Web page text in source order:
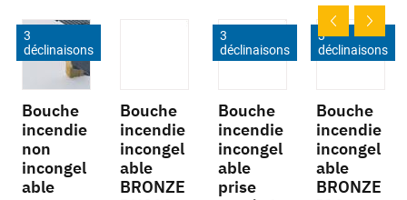
3
déclinaisons
Bouche
incendie
non
incongel
able
Bouche
incendie
incongel
able
BRONZE
3
déclinaisons
Bouche
incendie
incongel
able
prise
3
déclinaisons
Bouche
incendie
incongel
able
BRONZE